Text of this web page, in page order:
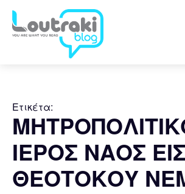
Ετικέτα:
ΙΕΡΟΣ ΝΑΟΣ
ΘΕΟΤΟΚΟΥ